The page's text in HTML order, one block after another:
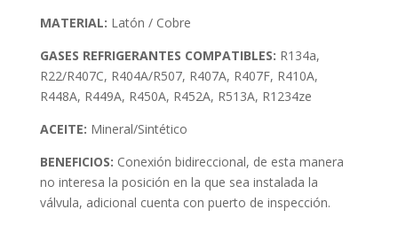
MATERIAL: Latón / Cobre
GASES REFRIGERANTES COMPATIBLES: R134a,
R22/R407C, R404A/R507, R407A, R407F, R410A,
R448A, R449A, R450A, R452A, R513A, R1234ze
ACEITE: Mineral/Sintético
BENEFICIOS: Conexión bidireccional, de esta manera
no interesa la posición en la que sea instalada la
válvula, adicional cuenta con puerto de inspección.